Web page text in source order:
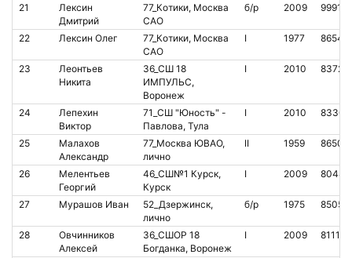
21
Лексин
Дмитрий
77_Котики, Москва
САО
б/р 2009
22 Лексин Олег
77_Котики, Москва
САО
I 1977
23
Леонтьев
Никита
36_СШ 18
ИМПУЛЬС,
Воронеж
I 2010
24
Лепехин
Виктор
71_СШ "Юность" -
Павлова, Тула
I 2010
25
Малахов
Александр
77_Москва ЮВАО,
лично
II 1959
26
Мелентьев
Георгий
46_СШ№1 Курск,
Курск
I 2009
27 Мурашов Иван
52_Дзержинск,
лично
б/р 1975
28
Овчинников
Алексей
36_СШОР 18
Богданка, Воронеж
I 2009